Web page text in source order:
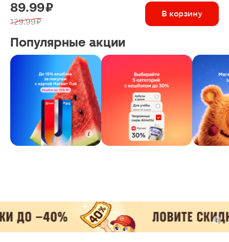
89.99 ₽
129.99 ₽
В корзину
Популярные акции